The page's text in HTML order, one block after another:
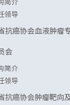
简介
领导
抗癌协会血液肿瘤
会
简介
领导
抗癌协会肿瘤靶向